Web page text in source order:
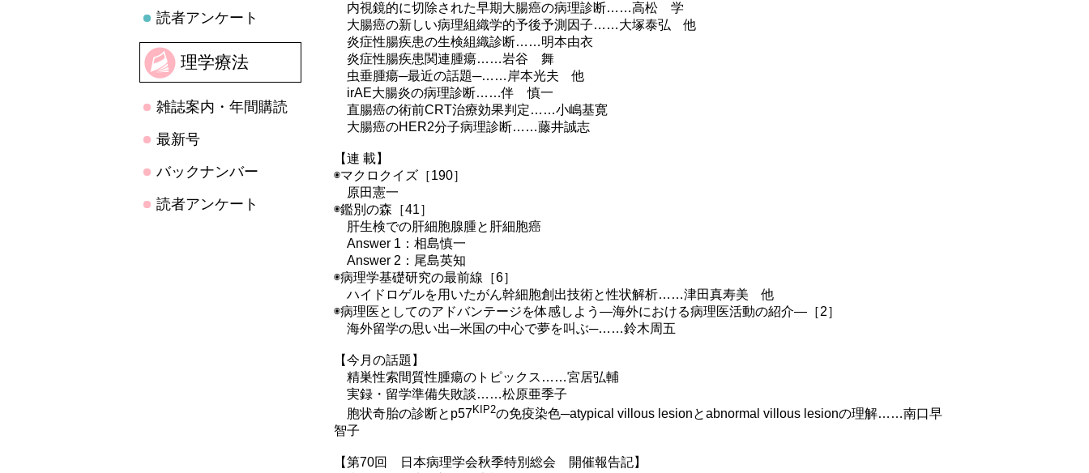
読者アンケート
理学療法
雑誌案内・年間購読
最新号
バックナンバー
読者アンケート
内視鏡的に切除された早期大腸癌の病理診断……高松 学
大腸癌の新しい病理組織学的予後予測因子……大塚泰弘 他
炎症性腸疾患の生検組織診断……明本由衣
炎症性腸疾患関連腫瘍……岩谷 舞
虫垂腫瘍─最近の話題─……岸本光夫 他
irAE大腸炎の病理診断……伴 慎一
直腸癌の術前CRT治療効果判定……小嶋基寛
大腸癌のHER2分子病理診断……藤井誠志
【連 載】
◉マクロクイズ［190］
原田憲一
◉鑑別の森［41］
肝生検での肝細胞腺腫と肝細胞癌
Answer 1：相島慎一
Answer 2：尾島英知
◉病理学基礎研究の最前線［6］
ハイドロゲルを用いたがん幹細胞創出技術と性状解析……津田真寿美 他
◉病理医としてのアドバンテージを体感しよう―海外における病理医活動の紹介―［2］
海外留学の思い出─米国の中心で夢を叫ぶ─……鈴木周五
【今月の話題】
精巣性索間質性腫瘍のトピックス……宮居弘輔
実録・留学準備失敗談……松原亜季子
胞状奇胎の診断とp57KIP2の免疫染色─atypical villous lesionとabnormal villous lesionの理解……南口早
智子
【第70回 日本病理学会秋季特別総会 開催報告記】